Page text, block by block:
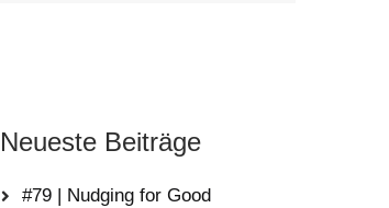
Neueste Beiträge
#79 | Nudging for Good